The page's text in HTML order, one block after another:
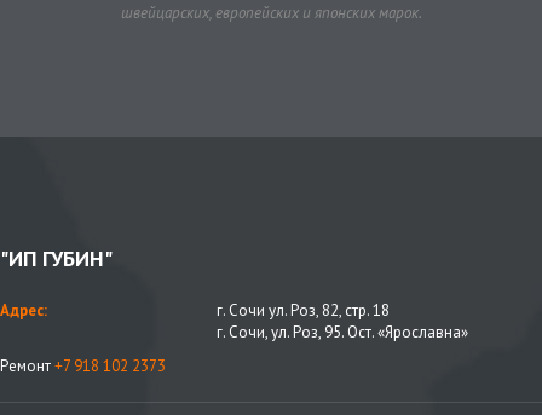
швейцарских, европейских и японских марок.
"ИП ГУБИН"
Адрес:
г. Сочи ул. Роз, 82, стр. 18
г. Сочи, ул. Роз, 95. Ост. «Ярославна»
Ремонт+7 918 102 2373